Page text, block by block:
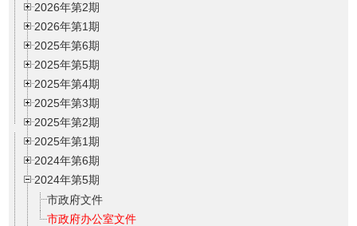
2026年第2期
2026年第1期
2025年第6期
2025年第5期
2025年第4期
2025年第3期
2025年第2期
2025年第1期
2024年第6期
2024年第5期
市政府文件
市政府办公室文件